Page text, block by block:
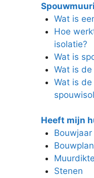
Wat is
Hoe
isolatie?
Wat is
Wat is
Wat is
Heeft mijn
Bouwjaar
Bouwplan
Muurdikte
Stenen